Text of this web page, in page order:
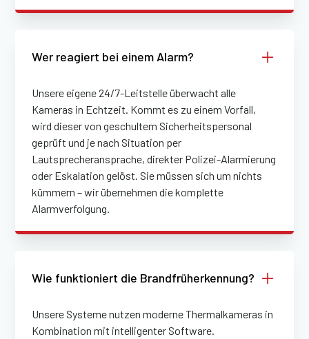
Wer reagiert bei einem Alarm?
Unsere eigene 24/7-Leitstelle überwacht alle
Kameras in Echtzeit. Kommt es zu einem Vorfall,
wird dieser von geschultem Sicherheitspersonal
geprüft und je nach Situation per
Lautsprecheransprache, direkter Polizei-Alarmierung
oder Eskalation gelöst. Sie müssen sich um nichts
kümmern – wir übernehmen die komplette
Alarmverfolgung.
Wie funktioniert die Brandfrüherkennung?
Unsere Systeme nutzen moderne Thermalkameras in
Kombination mit intelligenter Software.